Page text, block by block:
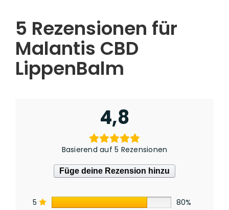
5 Rezensionen für
Malantis CBD
LippenBalm
4,8
Basierend auf 5 Rezensionen
Füge deine Rezension hinzu
5 80%